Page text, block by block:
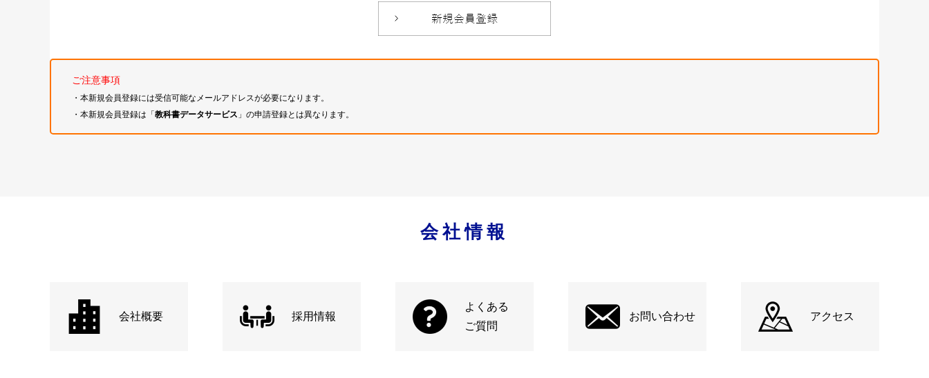
ご注意事項
・本新規会員登録には受信可能なメールアドレスが必要になります。
・本新規会員登録は「教科書データサービス 」の申請登録とは異なります。
会社情報
会社概要 採用情報
よくある
ご質問
お問い合わせ アクセス